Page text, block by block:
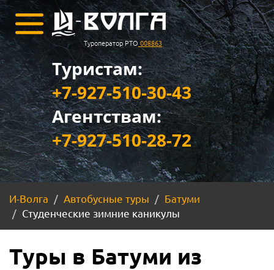
Туроператор РТО 008863
Туристам:
+7-927-510-30-43
Агентствам:
+7-927-510-28-72
И-Волга Автобусные туры
Батуми
Студенческие зимние каникулы
Туры в Батуми из